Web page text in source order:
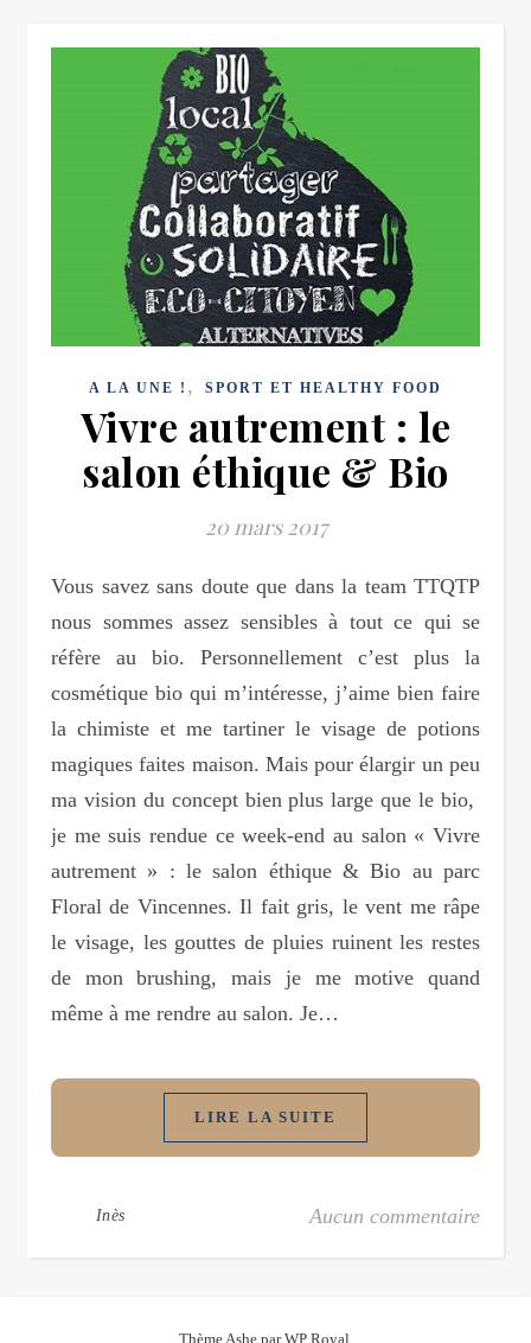
A LA UNE ! , SPORT ET HEALTHY FOOD
Vivre autrement : le
salon éthique & Bio
20 mars 2017
Vous savez sans doute que dans la team TTQTP
nous sommes assez sensibles à tout ce qui se
réfère au bio. Personnellement c’est plus la
cosmétique bio qui m’intéresse, j’aime bien faire
la chimiste et me tartiner le visage de potions
magiques faites maison. Mais pour élargir un peu
ma vision du concept bien plus large que le bio,
je me suis rendue ce week-end au salon « Vivre
autrement » : le salon éthique & Bio au parc
Floral de Vincennes. Il fait gris, le vent me râpe
le visage, les gouttes de pluies ruinent les restes
de mon brushing, mais je me motive quand
même à me rendre au salon. Je…
LIRE LA SUITE
Inès Aucun commentaire
Thème Ashe parWP Royal